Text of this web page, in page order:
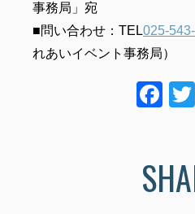
事務局」宛
■問い合わせ：TEL025-
れあいイベント事務局）
F
e
b